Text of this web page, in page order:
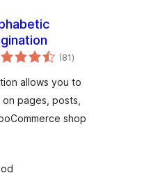
(81કુલ
રેટિંગ્સ
)
allows you to
pages, posts,
shop